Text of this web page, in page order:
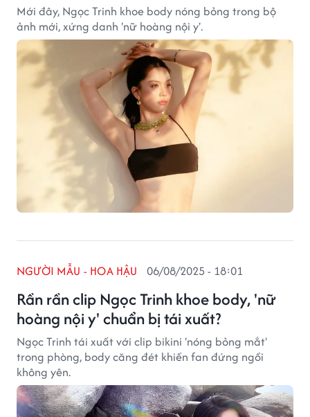
Mới đây, Ngọc Trinh khoe body nóng bỏng trong bộ
ảnh mới, xứng danh 'nữ hoàng nội y'.
Rần rần clip Ngọc Trinh khoe body, 'nữ
hoàng nội y' chuẩn bị tái xuất?
NGƯỜI MẪU - HOA HẬU 06/08/2025 - 18:01
Ngọc Trinh tái xuất với clip bikini 'nóng bỏng mắt'
trong phòng, body căng đét khiến fan đứng ngồi
không yên.